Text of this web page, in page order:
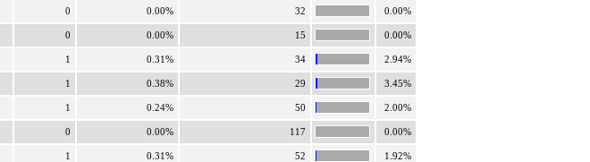
0 0.00% 32 0.00%
0 0.00% 15 0.00%
1 0.31% 34 2.94%
1 0.38% 29 3.45%
1 0.24% 50 2.00%
0 0.00% 117 0.00%
1 0.31% 52 1.92%